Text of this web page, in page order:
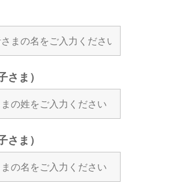
さま）
さま）